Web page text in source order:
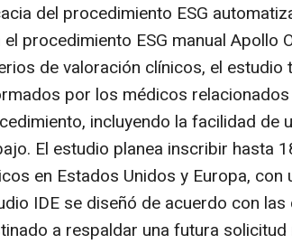
del procedimiento ESG
el procedimiento ESG manual Apollo
de valoración clínicos, el estudio
por los médicos
incluyendo la facilidad de
El estudio planea inscribir hasta
en Estados Unidos y Europa,
IDE se diseñó de acuerdo con
a respaldar una futura solicitud